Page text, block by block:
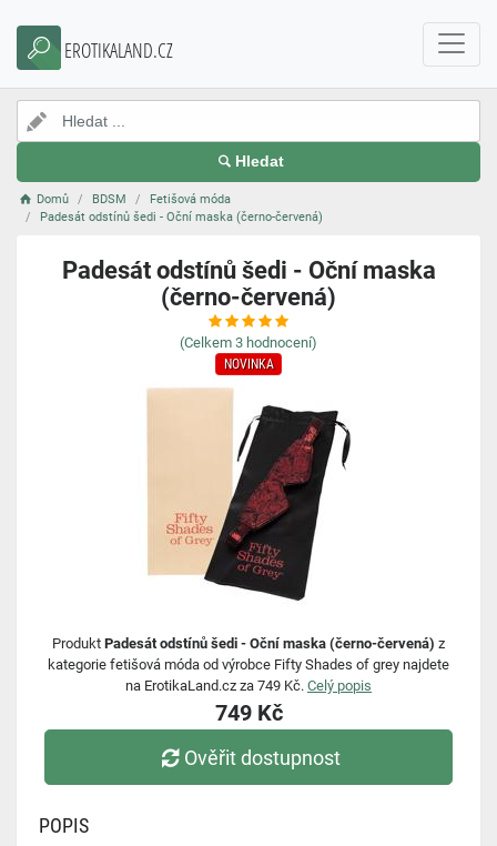
EROTIKALAND.CZ
Hledat
Domů BDSM
Fetišová móda
Padesát odstínů šedi - Oční maska (černo-červená)
Padesát odstínů šedi - Oční maska
(černo-červená)
(Celkem 3 hodnocení)
NOVINKA
Produkt Padesát odstínů šedi - Oční maska (černo-červená) z
kategorie fetišová móda od výrobce Fifty Shades of grey najdete
na ErotikaLand.cz za 749 Kč. Celý popis
749 Kč
Ověřit dostupnost
POPIS